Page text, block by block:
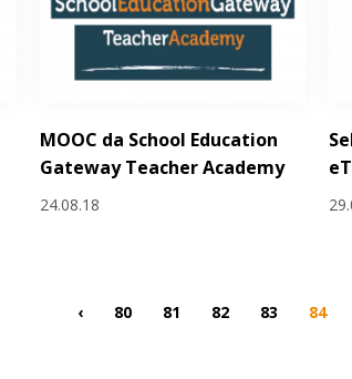
MOOC da School Education
Gateway Teacher Academy
24.08.18
‹ 80 81 82 83 84